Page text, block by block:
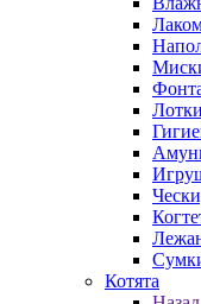
Котята